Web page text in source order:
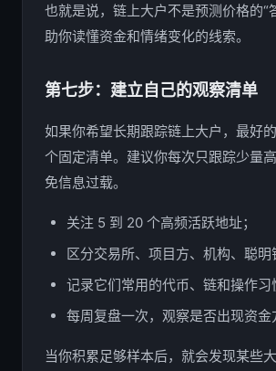
也就是说，链上大户不是预测价格的“
助你读懂资金和情绪变化的线索。
第七步：建立自己的观察清单
如果你希望长期跟踪链上大户，最好
个固定清单。建议你每次只跟踪少量
免信息过载。
关注 5 到 20 个高频活跃地址；
区分交易所、项目方、机构、聪明
记录它们常用的代币、链和操作习
每周复盘一次，观察是否出现资金
当你积累足够样本后，就会发现某些